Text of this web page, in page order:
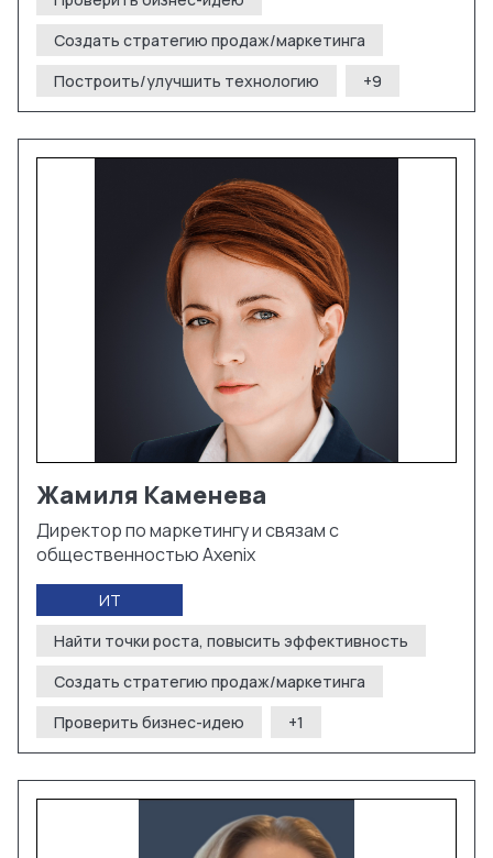
Создать стратегию продаж/маркетинга
Построить/улучшить технологию
+9
Жамиля Каменева
Директор по маркетингу и связам с
общественностью Axenix
ИТ
Найти точки роста, повысить эффективность
Создать стратегию продаж/маркетинга
Проверить бизнес-идею
+1